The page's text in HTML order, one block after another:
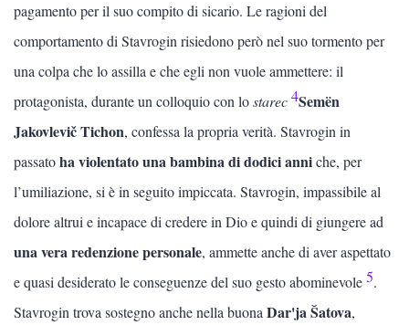
pagamento per il suo compito di sicario. Le ragioni del
comportamento di Stavrogin risiedono però nel suo tormento per
una colpa che lo assilla e che egli non vuole ammettere: il
protagonista, durante un colloquio con lostarec4Semën
Jakovlevič Tichon, confessa la propria verità. Stavrogin in
passatoha violentato una bambina di dodici anniche, per
l’umiliazione, si è in seguito impiccata. Stavrogin, impassibile al
dolore altrui e incapace di credere in Dio e quindi di giungere ad
una vera redenzione personale, ammette anche di aver aspettato
e quasi desiderato le conseguenze del suo gesto abominevole5.
Stavrogin trova sostegno anche nella buona Dar'ja Šatova,